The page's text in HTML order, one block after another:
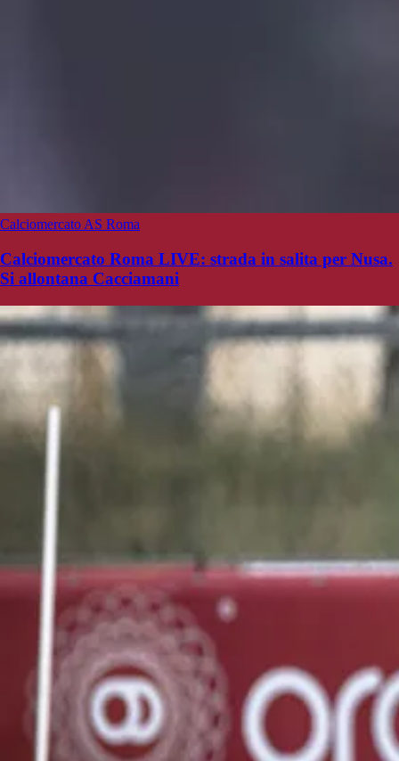
Calciomercato AS Roma
Calciomercato Roma LIVE: strada in salita per Nusa.
Si allontana Cacciamani